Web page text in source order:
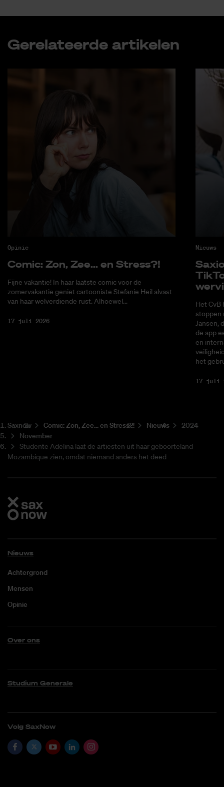
Ge­re­la­teer­de ar­ti­ke­len
Opinie
Co­mic: Zon, Zee... en Stress?!
Fijne vakantie! In haar laatste comic voor de
zomervakantie geniet cartooniste Stefanie Heil alvast
van haar welverdiende rust. Alhoewel...
17 juli 2026
Nieuws
Het CvB
stoppen
Jansen,
de app
en
het
17 juli
Saxnow Co­mic: Zon, Zee... en Stress?! Nieuws
2024
November
Studente Adelina laat de artiesten uit haar geboorteland
Mozambique zien, omdat niemand anders het deed
Nieuws
Achtergrond
Mensen
Opinie
Over ons
Studium Generale
Volg SaxNow